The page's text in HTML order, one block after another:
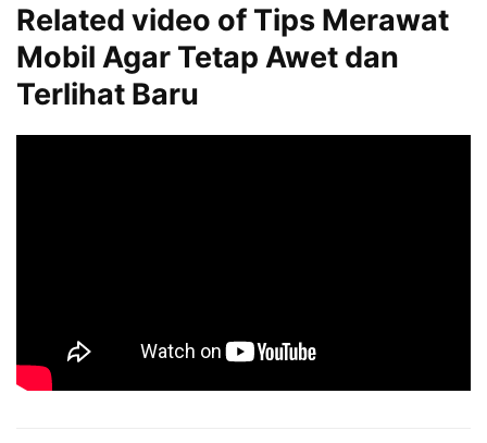
Related video of Tips Merawat
Mobil Agar Tetap Awet dan
Terlihat Baru